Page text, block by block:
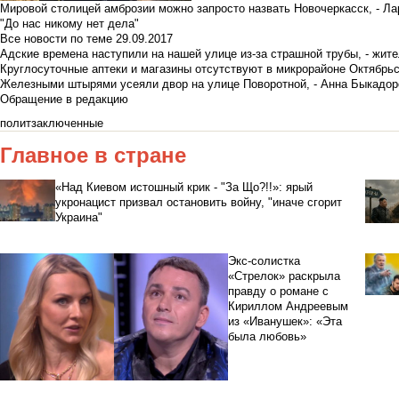
Мировой столицей амброзии можно запросто назвать Новочеркасск, -
"До нас никому нет дела"
Все новости по теме 29.09.2017
Адские времена наступили на нашей улице из-за страшной трубы, -
Круглосуточные аптеки и магазины отсутствуют в микрорайоне
Железными штырями усеяли двор на улице Поворотной, - Анна
Обращение в редакцию
политзаключенные
Главное в стране
«Над Киевом истошный крик - "За Що?!!»: ярый
укронацист призвал остановить войну, "иначе сгорит
Украина"
Экс-солистка
«Стрелок» раскрыла
правду о романе с
Кириллом Андреевым
из «Иванушек»: «Эта
была любовь»